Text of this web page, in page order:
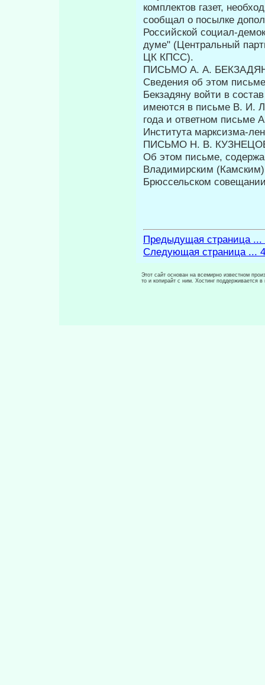
комплектов газет,
сообщал о посылке
Российской социал-
думе" (Центральный
ЦК КПСС).
ПИСЬМО А. А.
Сведения об этом
Бекзадяну войти в
имеются в письме В. И.
года и ответном письме
Института марксизма-
ПИСЬМО Н. В.
Об этом письме,
Владимирским
Брюссельском
Предыдущая страница ...
Следующая страница ...
Этот сайт основан на всемирно известном
то и копирайт с ним. Хостинг поддерживается